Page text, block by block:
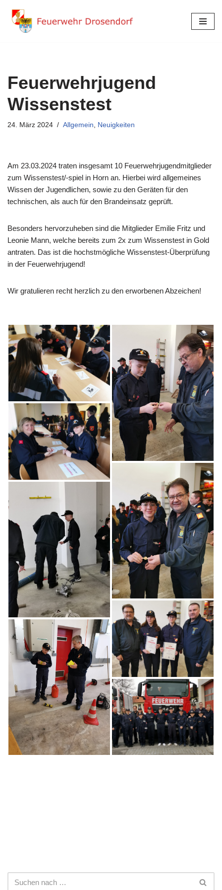
Zum
Feuerwehrjugend
Wissenstest
24. März 2024 Allgemein, Neuigkeiten
Am 23.03.2024 traten insgesamt 10 Feuerwehrjugendmitglieder
zum Wissenstest/-spiel in Horn an. Hierbei wird allgemeines
Wissen der Jugendlichen, sowie zu den Geräten für den
technischen, als auch für den Brandeinsatz geprüft.
Besonders hervorzuheben sind die Mitglieder Emilie Fritz und
Leonie Mann, welche bereits zum 2x zum Wissenstest in Gold
antraten. Das ist die hochstmögliche Wissenstest-Überprüfung
in der Feuerwehrjugend!
Wir gratulieren recht herzlich zu den erworbenen Abzeichen!